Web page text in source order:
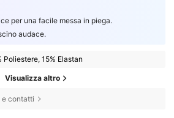
per una facile messa in piega.
audace.
Poliestere, 15% Elastan
Visualizza altro
e contatti